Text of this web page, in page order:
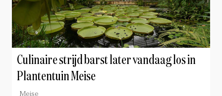
Culinaire strijd barst later vandaag los in
Plantentuin Meise
Meise